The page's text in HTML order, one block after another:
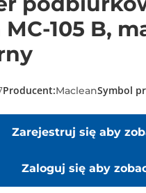
105 B,
Producent:MacleanSymbol
Zarejestruj się aby
Zaloguj się aby